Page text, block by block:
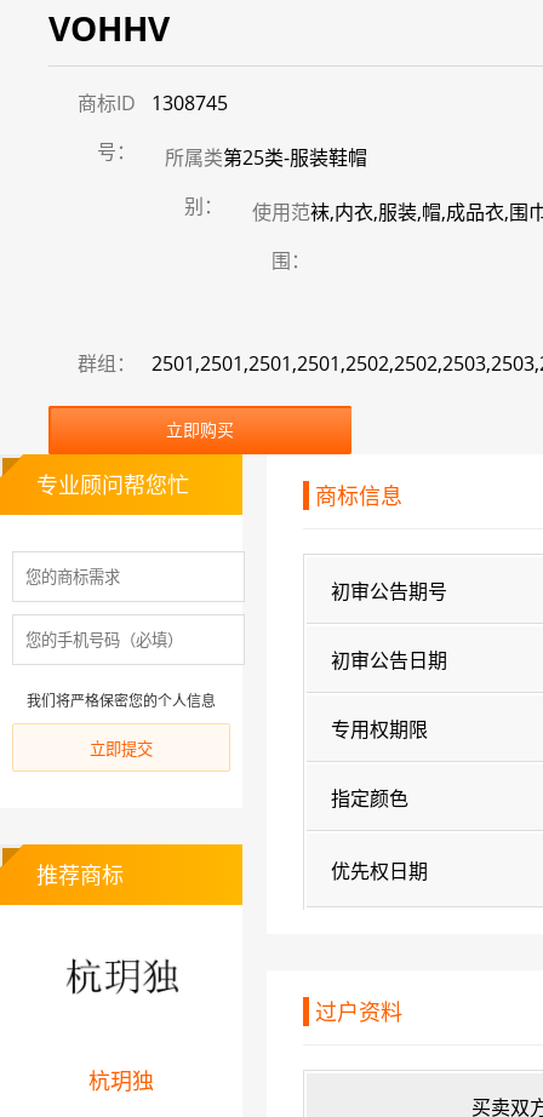
VOHHV
商标ID
号：
1308745
所属类
别：
第25类-服装鞋帽
使用范
围：
袜,内衣,服装,帽,成品衣,围
群组：
立即购买
商标信息
初审公告期号
初审公告日期
专用权期限
指定颜色
优先权日期
过户资料
买卖双
专业顾问帮您忙
我们将严格保密您的个人信息
推荐商标
杭玥独